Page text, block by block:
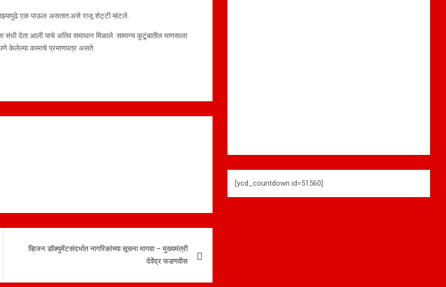
एक पाऊल असतात.असे राजू शेट्टी म्हंटले.
संधी देता आली याचे अतिव समाधान मिळाले. सामान्य कुटूंबातील माणसाला
केलेल्या कामाचे प्रमाणपत्र असते.
व्हिजन डॉक्युमेंटसंदर्भात नागरिकांच्या सूचना मागवा – मुख्यमंत्री
देवेंद्र फडणवीस
[ycd_countdown id=51560]